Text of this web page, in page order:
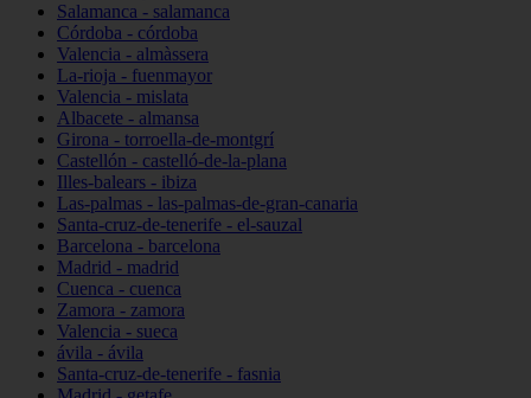
Salamanca - salamanca
Córdoba - córdoba
Valencia - almàssera
La-rioja - fuenmayor
Valencia - mislata
Albacete - almansa
Girona - torroella-de-montgrí
Castellón - castelló-de-la-plana
Illes-balears - ibiza
Las-palmas - las-palmas-de-gran-canaria
Santa-cruz-de-tenerife - el-sauzal
Barcelona - barcelona
Madrid - madrid
Cuenca - cuenca
Zamora - zamora
Valencia - sueca
ávila - ávila
Santa-cruz-de-tenerife - fasnia